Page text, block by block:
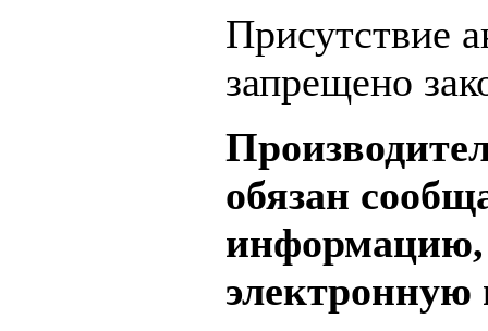
Присутствие
запрещено
обязан
электронную